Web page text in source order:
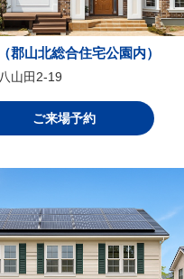
郡山北総合住宅公園内）
山田2-19
ご来場予約